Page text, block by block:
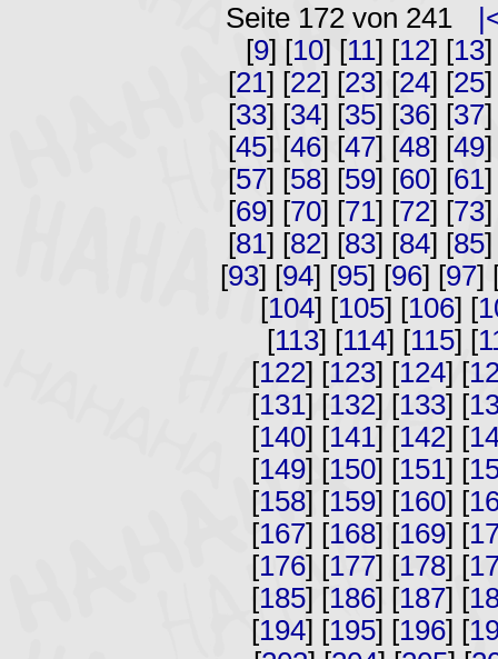
Seite 172 von 241
[9] [10] [11] [12] [13]
[21] [22] [23] [24] [25]
[33] [34] [35] [36] [37]
[45] [46] [47] [48] [49]
[57] [58] [59] [60] [61]
[69] [70] [71] [72] [73]
[81] [82] [83] [84] [85]
[93] [94] [95] [96] [97]
[104] [105] [106] [
[113] [114] [115] [
[122] [123] [124] [
[131] [132] [133] [
[140] [141] [142] [
[149] [150] [151] [
[158] [159] [160] [
[167] [168] [169] [
[176] [177] [178] [
[185] [186] [187] [
[194] [195] [196] [